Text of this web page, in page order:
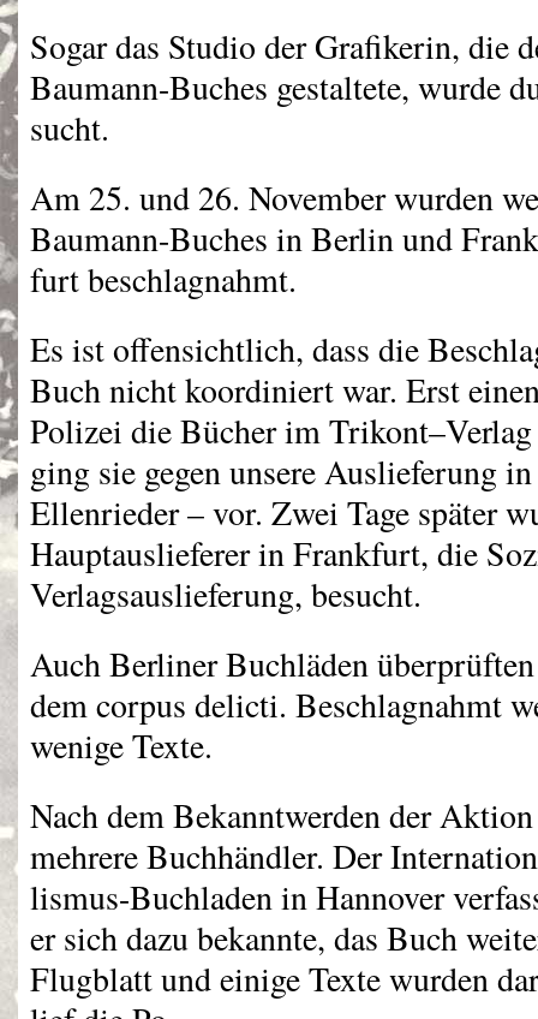
Sogar das Studio der Grafikerin, die
Baumann-Buches gestaltete, wurde
sucht.
Am 25. und 26. November wurden
Baumann-Buches in Berlin und
furt beschlagnahmt.
Es ist offensichtlich, dass die
Buch nicht koordiniert war. Erst
Polizei die Bücher im
ging sie gegen unsere Auslieferung
Ellenrieder – vor. Zwei Tage später
Hauptauslieferer in Frankfurt, die
Verlagsauslieferung, besucht.
Auch Berliner Buchläden
dem corpus delicti. Beschlagnahmt
wenige Texte.
Nach dem Bekanntwerden der
mehrere Buchhändler. Der
lismus-Buchladen in Hannover
er sich dazu bekannte, das Buch
Flugblatt und einige Texte wurden